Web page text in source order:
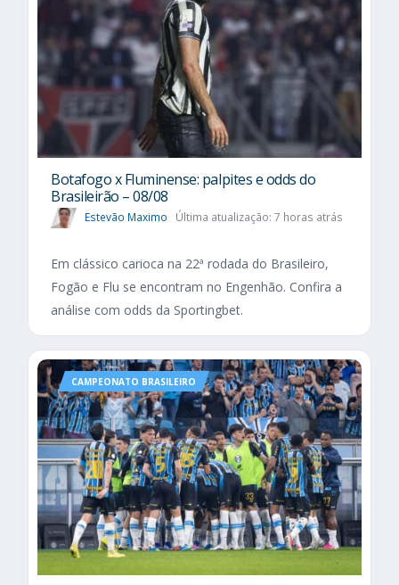
Botafogo x Fluminense: palpites e odds do
Brasileirão – 08/08
Estevão Maximo Última atualização: 7 horas atrás
Em clássico carioca na 22ª rodada do Brasileiro,
Fogão e Flu se encontram no Engenhão. Confira a
análise com odds da Sportingbet.
CAMPEONATO BRASILEIRO